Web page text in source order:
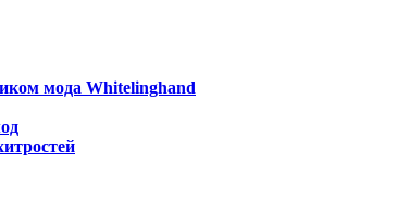
мода Whitelinghand